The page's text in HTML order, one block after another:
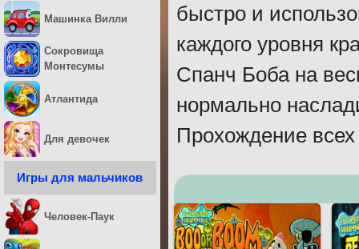
быстро и
каждого уровня
Спанч Боба на
нормально
Прохождение всех
Машинка Вилли
Сокровища
Монтесумы
Атлантида
Для девочек
Игры для мальчиков
Человек-Паук